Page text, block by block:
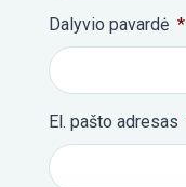
Dalyvio pavardė *
El. pašto adresas